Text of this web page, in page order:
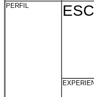
PERFIL